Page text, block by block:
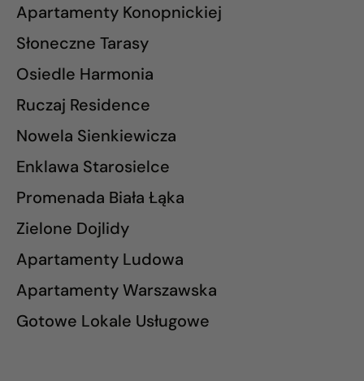
Apartamenty Konopnickiej
Słoneczne Tarasy
Osiedle Harmonia
Ruczaj Residence
Nowela Sienkiewicza
Enklawa Starosielce
Promenada Biała Łąka
Zielone Dojlidy
Apartamenty Ludowa
Apartamenty Warszawska
Gotowe Lokale Usługowe